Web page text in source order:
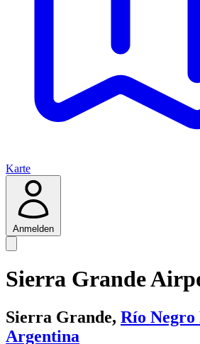
Karte
Anmelden
Sierra Grande
Sierra Grande, Río Negro
Argentina